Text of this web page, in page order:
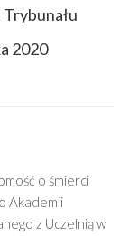
2020
o śmierci
Akademii
z Uczelnią w